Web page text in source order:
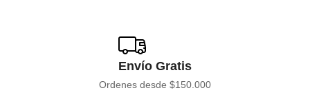
Envío Gratis
Ordenes desde $150.000